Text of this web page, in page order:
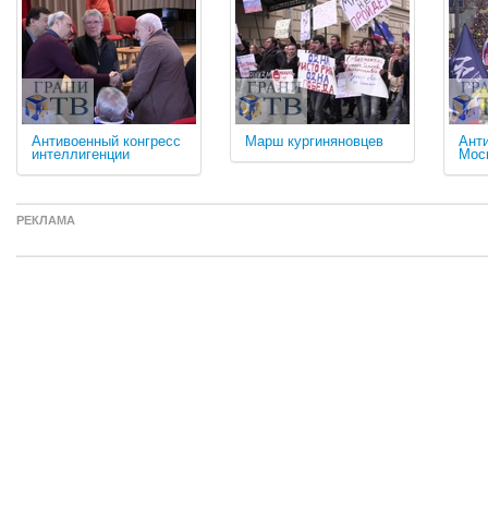
Антивоенный конгресс
интеллигенции
Марш кургиняновцев
РЕКЛАМА